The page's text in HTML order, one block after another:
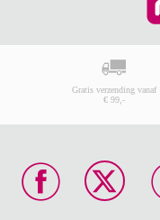
Gratis verzending vanaf
€ 99,-